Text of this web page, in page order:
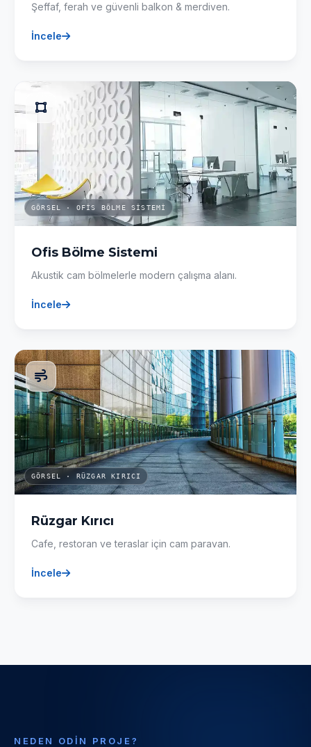
Şeffaf, ferah ve güvenli balkon & merdiven.
İncele
GÖRSEL · OFIS BÖLME SISTEMI
Ofis Bölme Sistemi
Akustik cam bölmelerle modern çalışma alanı.
İncele
GÖRSEL · RÜZGAR KIRICI
Rüzgar Kırıcı
Cafe, restoran ve teraslar için cam paravan.
İncele
NEDEN ODIN PROJE?